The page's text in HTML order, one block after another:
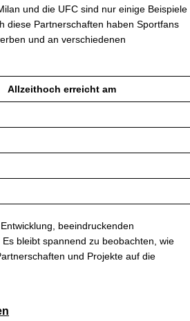
und die UFC sind nur einige Beispiele
diese Partnerschaften haben Sportfans
und an verschiedenen
Allzeithoch erreicht am
beeindruckenden
bleibt spannend zu beobachten, wie
und Projekte auf die